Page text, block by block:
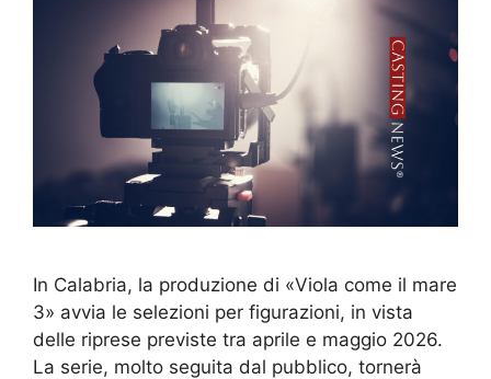
In Calabria, la produzione di «Viola come il mare
3» avvia le selezioni per figurazioni, in vista
delle riprese previste tra aprile e maggio 2026.
La serie, molto seguita dal pubblico, tornerà